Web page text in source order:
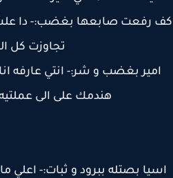
رفعت صابعها بغضب:- دا
تجاوزت كل
امير بغضب و شر:- انتي عارفه انا
هندمك على الى عملتيه
بصتله ببرود و ثبات:- اعلي ما في